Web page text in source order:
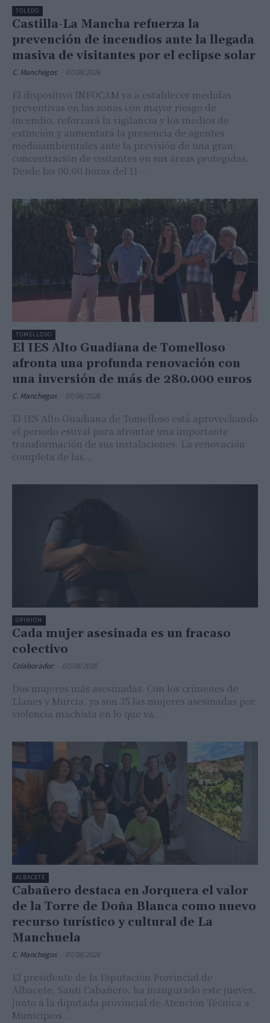
TOLEDO
Castilla-La Mancha refuerza la
prevención de incendios ante la llegada
masiva de visitantes por el eclipse solar
C. Manchegos 07/08/2026
El dispositivo INFOCAM va a establecer medidas
preventivas en las zonas con mayor riesgo de
incendio, reforzará la vigilancia y los medios de
extinción y aumentará la presencia de agentes
medioambientales ante la previsión de una gran
concentración de visitantes en sus áreas protegidas.
Desde las 00:00 horas del 11…
TOMELLOSO
El IES Alto Guadiana de Tomelloso
afronta una profunda renovación con
una inversión de más de 280.000 euros
C. Manchegos 07/08/2026
El IES Alto Guadiana de Tomelloso está aprovechando
el periodo estival para afrontar una importante
transformación de sus instalaciones. La renovación
completa de las...
OPINIÓN
Cada mujer asesinada es un fracaso
colectivo
Colaborador 07/08/2026
Dos mujeres más asesinadas. Con los crímenes de
Llanes y Murcia, ya son 35 las mujeres asesinadas por
violencia machista en lo que va...
ALBACETE
Cabañero destaca en Jorquera el valor
de la Torre de Doña Blanca como nuevo
recurso turístico y cultural de La
Manchuela
C. Manchegos 07/08/2026
El presidente de la Diputación Provincial de
Albacete, Santi Cabañero, ha inaugurado este jueves,
junto a la diputada provincial de Atención Técnica a
Municipios...